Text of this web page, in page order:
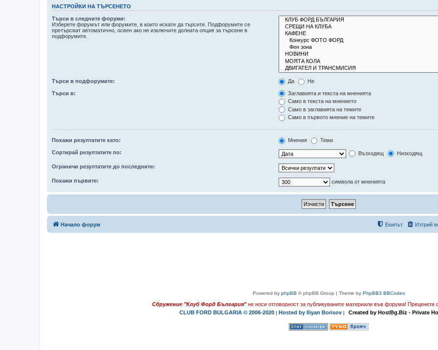
НАСТРОЙКИ НА ТЪРСЕНЕТО
Търси в следните форуми:
Изберете форумът или форумите, в които искате да търсите. Подфорумите се
претърсват автоматично, освен ако не изключите долната опция за търсене в
подфорумите.
Търси в подфорумите: Да Не
Търси в:
Заглавията и текста на мненията
Само в текста на мнението
Само в заглавията на темите
Само в първото мнение на темите
Покажи резултатите като: Мнения Теми
Сортирай резултатите по: Възходящ Низходящ
Ограничи резултатите до последните:
Покажи първите: символа от мненията
Начало форум Изтрий
Екипът
Powered by phpBB © phpBB Group | Theme by PhpBB3 BBCodes
Сдружение "Клуб Форд България" не носи отговорност за публикуваните материали във форума! Преценете
CLUB FORD BULGARIA © 2006-2020 | Hosted by Iliyan Borisov | Created by HostBg.Biz - Private